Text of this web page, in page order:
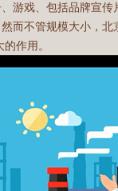
游戏、包括品牌宣
而不管规模大小，
作用。